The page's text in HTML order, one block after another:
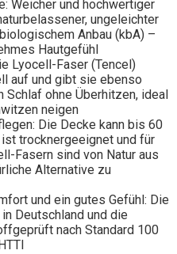
Weicher und hochwertiger
ungeleichter
Anbau (kbA) –
Hautgefühl
Lyocell-Faser (Tencel)
auf und gibt sie ebenso
ohne Überhitzen, ideal
neigen
Die Decke kann bis 60
trocknergeeignet und für
Fasern sind von Natur aus
Alternative zu
und ein gutes Gefühl: Die
Deutschland und die
nach Standard 100